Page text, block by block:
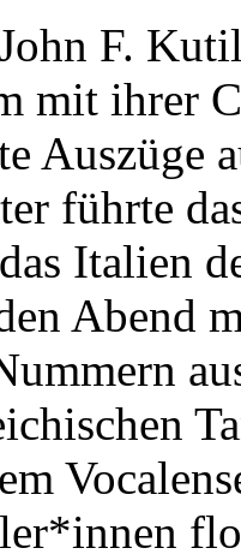
F.
mit ihrer
Auszüge
führte
Italien
Abend